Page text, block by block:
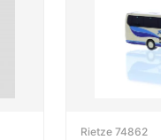
Rietze 74862